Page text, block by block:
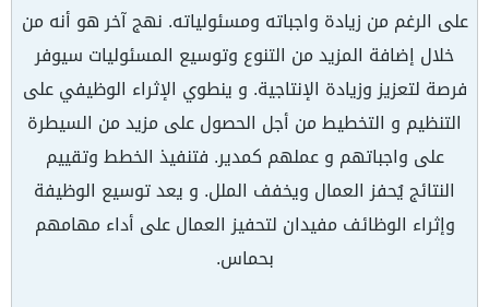
على الرغم من زيادة واجباته ومسئولياته. نهج آخر هو أنه من
خلال إضافة المزيد من التنوع وتوسيع المسئوليات سيوفر
فرصة لتعزيز وزيادة الإنتاجية. و ينطوي الإثراء الوظيفي على
التنظيم و التخطيط من أجل الحصول على مزيد من السيطرة
على واجباتهم و عملهم كمدير. فتنفيذ الخطط وتقييم
النتائج يُحفز العمال ويخفف الملل. و يعد توسيع الوظيفة
وإثراء الوظائف مفيدان لتحفيز العمال على أداء مهامهم
بحماس.